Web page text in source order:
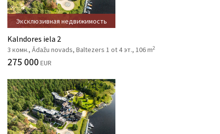
Эксклюзивная недвижимость
Kalndores iela 2
3 комн., Ādažu novads, Baltezers 1 ot 4 эт., 106 m2
275 000 EUR